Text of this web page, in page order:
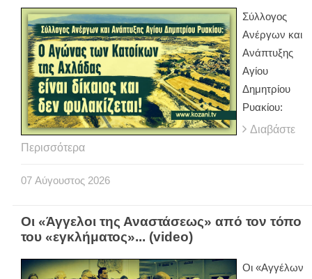
Σύλλογος
Ανέργων και
Ανάπτυξης
Αγίου
Δημητρίου
Ρυακίου:
Διαβάστε
Περισσότερα
07 Αύγουστος 2026
Οι «Άγγελοι της Αναστάσεως» από τον τόπο
του «εγκλήματος»... (video)
Οι «Αγγέλων